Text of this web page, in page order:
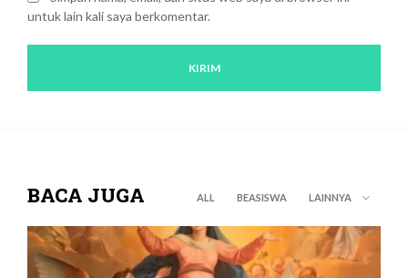
untuk lain kali saya berkomentar.
BACA JUGA ALL BEASISWA LAINNYA